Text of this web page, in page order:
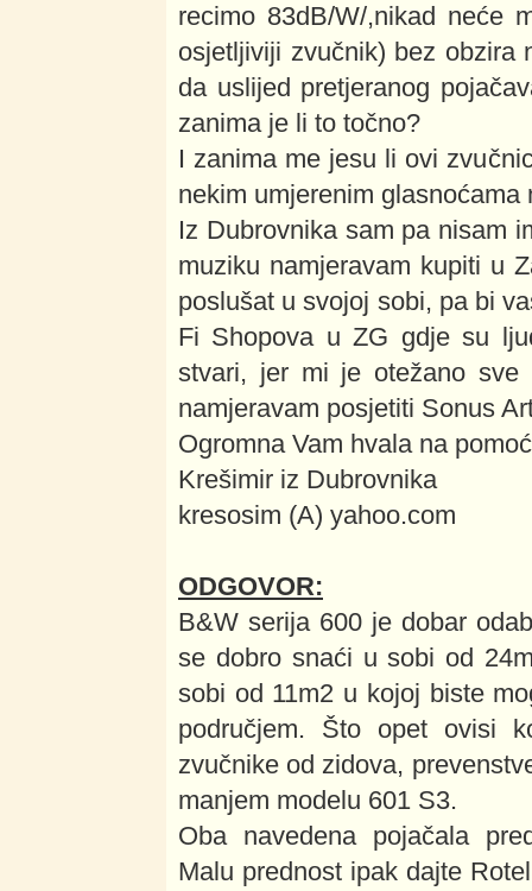
recimo 83dB/W/,nikad neće
osjetljiviji zvučnik) bez obzira
da uslijed pretjeranog
zanima je li to točno?
I zanima me jesu li ovi
nekim umjerenim
Iz Dubrovnika sam pa nisam
muziku namjeravam kupiti u
poslušat u svojoj sobi, pa bi
Fi Shopova u ZG gdje su
stvari, jer mi je otežano
namjeravam posjetiti Sonus
Ogromna Vam hvala na
Krešimir iz Dubrovnika
kresosim (A) yahoo.com
ODGOVOR:
B&W serija 600 je dobar
se dobro snaći u sobi od
sobi od 11m2 u kojoj biste
područjem. Što opet ovisi
zvučnike od zidova,
manjem modelu 601 S3.
Oba navedena pojačala
Malu prednost ipak dajte